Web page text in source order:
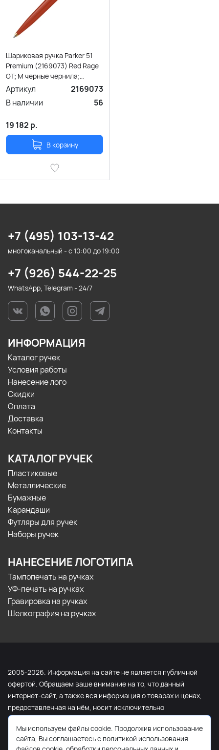
Шариковая ручка Parker 51
Premium (2169073) Red Rage
GT; M черные чернила;
подарочная коробка.
Артикул
2169073
В наличии
56
19 182 р.
В корзину
+7 (495) 103-13-42
многоканальный - с 10:00 до 19:00
+7 (926) 544-22-25
WhatsApp, Telegram - 24/7
ИНФОРМАЦИЯ
Каталог ручек
Условия работы
Нанесение лого
Скидки
Оплата
Доставка
Контакты
КАТАЛОГ РУЧЕК
Пластиковые
Металлические
Бумажные
Карандаши
Футляры для ручек
Наборы ручек
НАНЕСЕНИЕ ЛОГОТИПА
Тампопечать на ручках
УФ-печать на ручках
Гравировка на ручках
Шелкография на ручках
2005-2026. Информация на сайте не является публичной
офертой. Обращаем ваше внимание на то, что данный
интернет-сайт, а также вся информация о товарах и ценах,
предоставленная на нём, носит исключительно
информационный характер и ни при каких условиях не
является публичной офертой, определяемой положениями
Статьи 437 Гражданского кодекса Российской Федерации.
Мы используем файлы cookie. Продолжив использование
сайта, Вы соглашаетесь с политикой использования